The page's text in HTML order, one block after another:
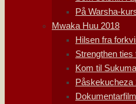
På Warsha-
Mwaka Huu 2018
Hilsen fra
Strengthen
Kom til
Påskekucheza